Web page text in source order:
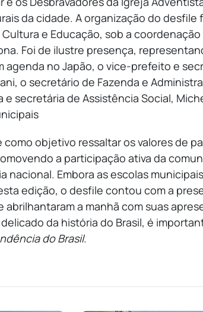
da cidade. A organização do desfile
e Educação, sob a
Foi de ilustre presença,
agenda no Japão, o vice-prefeito e
o secretário de Fazenda e
e secretária de Assistência Social,
como objetivo ressaltar os valores de
a participação ativa da
nacional. Embora as escolas
edição, o desfile contou com a
abrilhantaram a manhã com suas
da história do Brasil, é
do Brasil.